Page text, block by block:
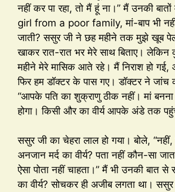
नहीं कर पा रहा, तो मैं हूं ना।” मैं उनकी
girl from a poor family, मां-बाप भी
जाती? ससुर जी ने छह महीने तक मुझे खूब
खाकर रात-रात भर मेरे साथ बिताए।
महीने मेरे मासिक आते रहे। मैं निराश हो
फिर हम डॉक्टर के पास गए। डॉक्टर ने जांच
“आपके पति का शुक्राणु ठीक नहीं। मां
होगा। किसी और का वीर्य आपके अंडे तक
ससुर जी का चेहरा लाल हो गया। बोले,
अनजान मर्द का वीर्य? पता नहीं कौन-सा
ऐसा पोता नहीं चाहता।” मैं भी उनकी बात
का वीर्य? सोचकर ही अजीब लगता था।